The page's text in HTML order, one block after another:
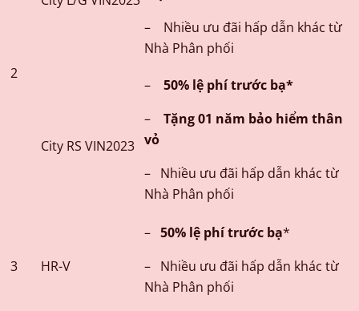
2
– Nhiều ưu đãi hấp dẫn khác từ
Nhà Phân phối
City RS VIN2023
– 50% lệ phí trước bạ*
– Tặng 01 năm bảo hiểm thân
vỏ
– Nhiều ưu đãi hấp dẫn khác từ
Nhà Phân phối
3 HR-V
– 50% lệ phí trước bạ*
– Nhiều ưu đãi hấp dẫn khác từ
Nhà Phân phối